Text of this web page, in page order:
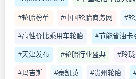
#轮胎榜单 #中国轮胎商务网 #
#高性价比乘用车轮胎 #节能省油卡
#天津发布 #轮胎行业盛典 #玲
#玛吉斯 #泰凯英 #贵州轮胎